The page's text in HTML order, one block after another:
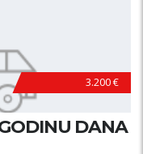
3.200 €
DANA